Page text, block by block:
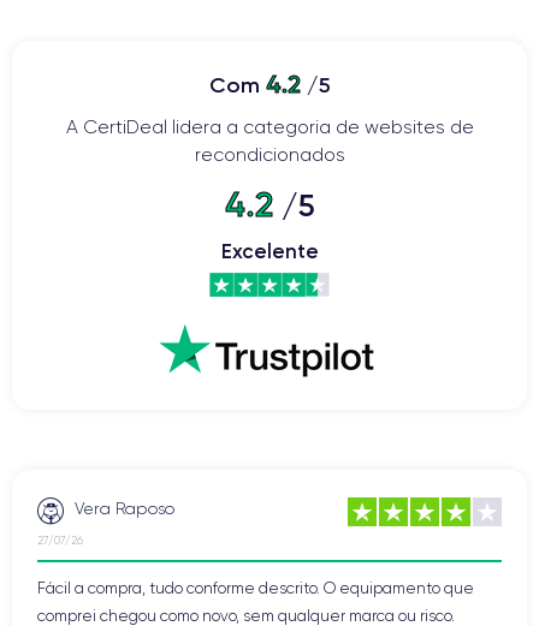
Com 4.2/5
A CertiDeal lidera a categoria de websites de
recondicionados
4.2/5
Excelente
Vera Raposo
27/07/26
Fácil a compra, tudo conforme descrito. O equipamento que
comprei chegou como novo, sem qualquer marca ou risco.